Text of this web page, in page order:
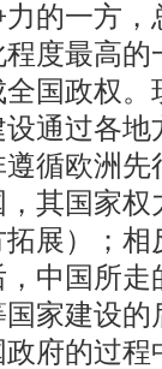
的一方
度最高
国政权
通过各
循欧洲
其国家
展）；相
中国所
家建设
府的过程